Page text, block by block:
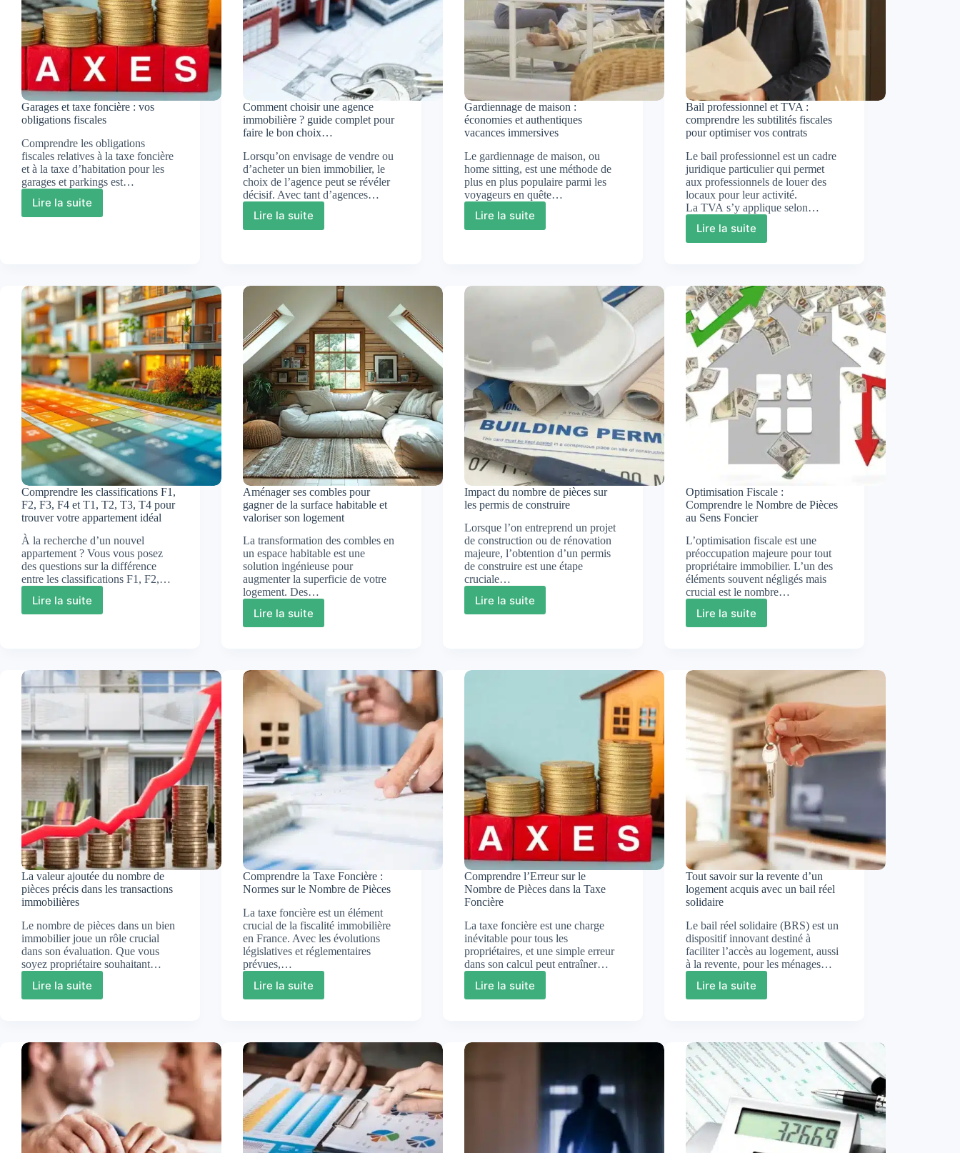
énergétique
Garages et taxe foncière : vos
obligations fiscales
Comprendre les obligations
fiscales relatives à la taxe foncière
et à la taxe d’habitation pour les
garages et parkings est…
Lire la suite
Garages
obligations
fiscales
Comment choisir une agence
immobilière ? guide complet pour
faire le bon choix…
Lorsqu’on envisage de vendre ou
d’acheter un bien immobilier, le
choix de l’agence peut se révéler
décisif. Avec tant d’agences…
Lire la suite
Comment
?
guide
complet
pour
faire
le
bon
choix…
Gardiennage de maison :
économies et authentiques
vacances immersives
Le gardiennage de maison, ou
home sitting, est une méthode de
plus en plus populaire parmi les
voyageurs en quête…
Lire la suiteGardiennage
et
Bail professionnel et TVA :
comprendre les subtilités fiscales
pour optimiser vos contrats
Le bail professionnel est un cadre
juridique particulier qui permet
aux professionnels de louer des
locaux pour leur activité.
La TVA s’y applique selon…
Lire la suite
Bail
:
comprendre
les
subtilités
fiscales
pour
optimiser
contrats
Comprendre les classifications F1,
F2, F3, F4 et T1, T2, T3, T4 pour
trouver votre appartement idéal
À la recherche d’un nouvel
appartement ? Vous vous posez
des questions sur la différence
entre les classifications F1, F2,…
Lire la suite
Comprendre
F3,
F4
T2,
T3,
T4
pour
trouver
votre
appartement
idéal
Aménager ses combles pour
gagner de la surface habitable et
valoriser son logement
La transformation des combles en
un espace habitable est une
solution ingénieuse pour
augmenter la superficie de votre
logement. Des…
Lire la suite
Aménager
gagner
de
la
surface
habitable
et
valoriser
son
logement
Impact du nombre de pièces sur
les permis de construire
Lorsque l’on entreprend un projet
de construction ou de rénovation
majeure, l’obtention d’un permis
de construire est une étape
cruciale…
Lire la suite
Impact
sur
Optimisation Fiscale :
Comprendre le Nombre de Pièces
au Sens Foncier
L’optimisation fiscale est une
préoccupation majeure pour tout
propriétaire immobilier. L’un des
éléments souvent négligés mais
crucial est le nombre…
Lire la suiteOptimisation
le
Nombre
de
Pièces
au
Sens
Foncier
La valeur ajoutée du nombre de
pièces précis dans les transactions
immobilières
Le nombre de pièces dans un bien
immobilier joue un rôle crucial
dans son évaluation. Que vous
soyez propriétaire souhaitant…
Lire la suite
La
nombre
de
pièces
précis
dans
les
transactions
immobilières
Comprendre la Taxe Foncière :
Normes sur le Nombre de Pièces
La taxe foncière est un élément
crucial de la fiscalité immobilière
en France. Avec les évolutions
législatives et réglementaires
prévues,…
Lire la suite
Comprendre
:
Normes
sur
le
Nombre
de
Pièces
Comprendre l’Erreur sur le
Nombre de Pièces dans la Taxe
Foncière
La taxe foncière est une charge
inévitable pour tous les
propriétaires, et une simple erreur
dans son calcul peut entraîner…
Lire la suite
Comprendre
Nombre
Foncière
Tout savoir sur la revente d’un
logement acquis avec un bail réel
solidaire
Le bail réel solidaire (BRS) est un
dispositif innovant destiné à
faciliter l’accès au logement, aussi
à la revente, pour les ménages…
Lire la suite
Tout
revente
d’un
logement
acquis
avec
un
bail
réel